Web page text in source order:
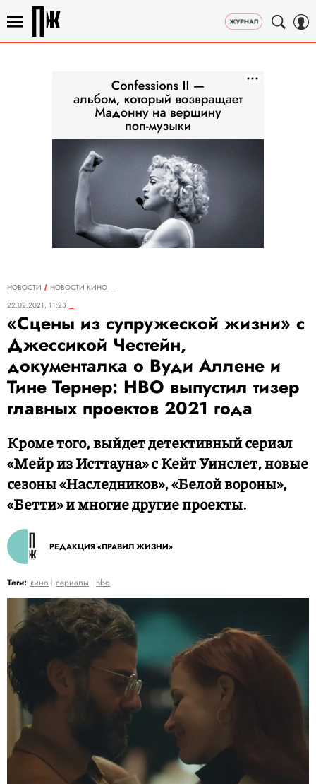
НОВОСТИ
НОВОСТИ КИНО
22.02.2021, 11:23
«Сцены из супружеской жизни» с
Джессикой Честейн,
документалка о Вуди Аллене и
Тине Тернер: HBO выпустил тизер
главных проектов 2021 года
Кроме того, выйдет детективный сериал
«Мейр из Исттауна» с Кейт Уинслет, новые
сезоны «Наследников», «Белой вороны»,
«Бетти» и многие другие проекты.
РЕДАКЦИЯ «ПРАВИЛ ЖИЗНИ»
Теги: кино сериалы hbo